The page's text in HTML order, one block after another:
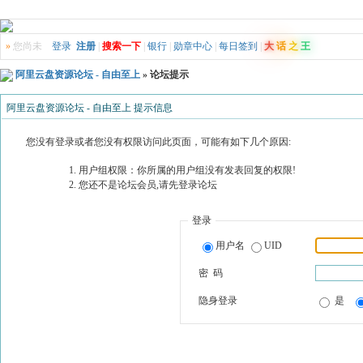
» 您尚未 登录 注册 搜索一下 银行 勋章中心 每日签到 大 话 之 王
阿里云盘资源论坛 - 自由至上 » 论坛提示
阿里云盘资源论坛 - 自由至上 提示信息
您没有登录或者您没有权限访问此页面，可能有如下几个原因:
用户组权限：你所属的用户组没有发表回复的权限!
您还不是论坛会员,请先登录论坛
登录
用户名 UID
密 码
隐身登录 是